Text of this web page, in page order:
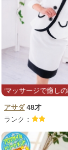
ジで癒しのひとと
アサダ48才
ランク：
少しでも